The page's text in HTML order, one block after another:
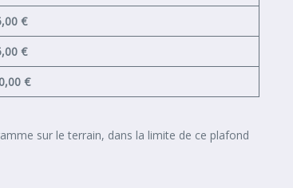
€
€
€
sur le terrain, dans la limite de ce plafond